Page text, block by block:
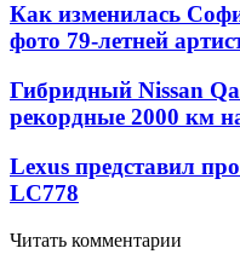
Как изменилась
фото 79-летней
Гибридный Nissan
рекордные 2000 км
Lexus представил
LC778
Читать комментарии